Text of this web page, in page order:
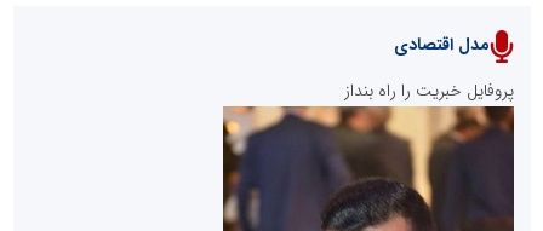
پایگاه خبری نهضت ملی مسکن
مدل اقتصادی
پروفایل خبریت را راه بنداز